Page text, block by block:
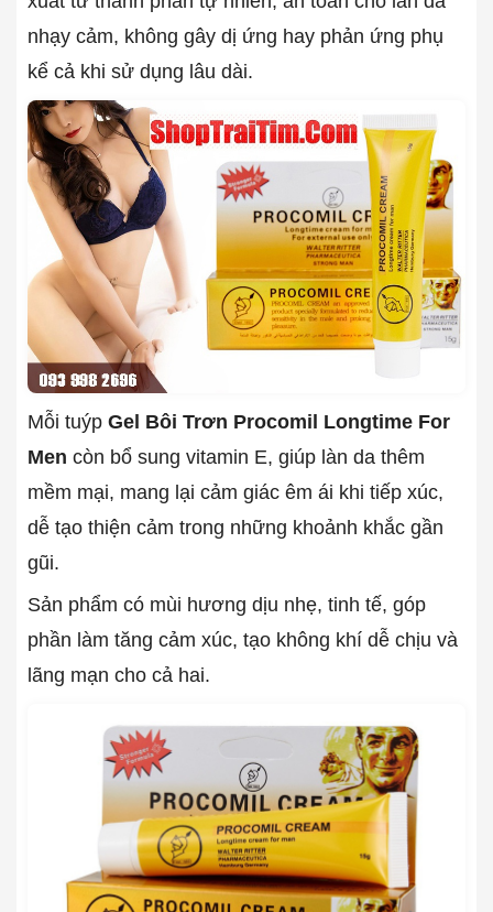
nhạy cảm, không gây dị ứng hay phản ứng phụ
kể cả khi sử dụng lâu dài.
Mỗi tuýp Gel Bôi Trơn Procomil Longtime For
Men còn bổ sung vitamin E, giúp làn da thêm
mềm mại, mang lại cảm giác êm ái khi tiếp xúc,
dễ tạo thiện cảm trong những khoảnh khắc gần
gũi.
Sản phẩm có mùi hương dịu nhẹ, tinh tế, góp
phần làm tăng cảm xúc, tạo không khí dễ chịu và
lãng mạn cho cả hai.